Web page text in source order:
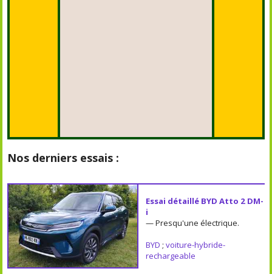
Nos derniers essais :
Essai détaillé BYD Atto 2 DM-
i
— Presqu'une électrique.
BYD ; voiture-hybride-
rechargeable